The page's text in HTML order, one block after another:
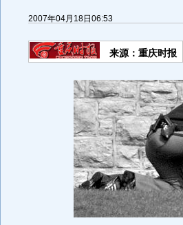
2007年04月18日06:53
来源：重庆时报